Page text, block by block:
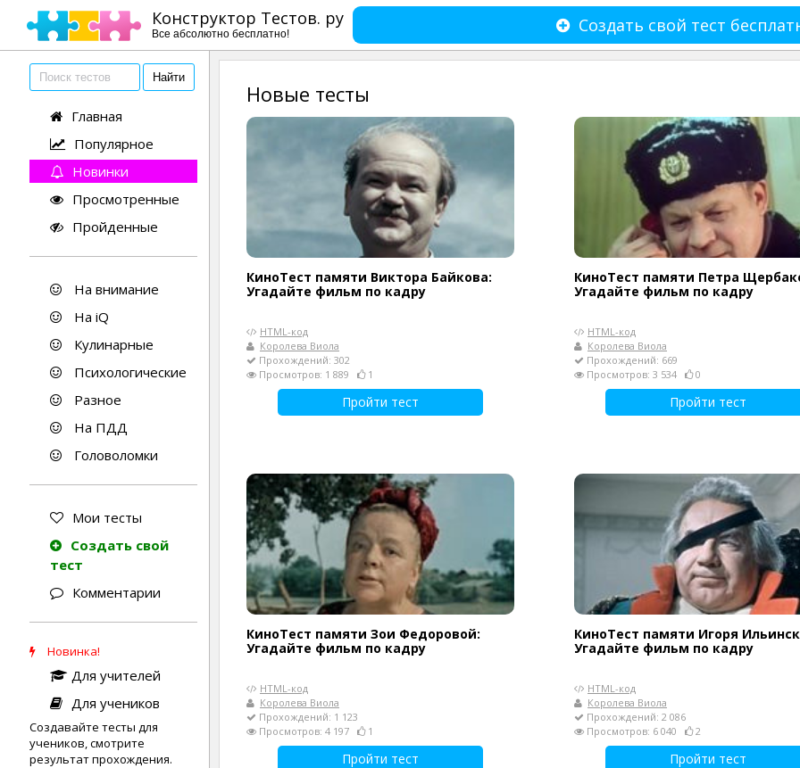
Конструктор Тестов. ру
Все абсолютно бесплатно! Создать свой тест
Главная
Популярное
Новинки
Просмотренные
Пройденные
На внимание
На iQ
Кулинарные
Психологические
Разное
На ПДД
Головоломки
Мои тесты
Создать свой
тест
Комментарии
Новинка!
Для учителей
Для учеников
Создавайте тесты для
учеников, смотрите
результат прохождения.
Новые тесты
КиноТест памяти Виктора Байкова:
Угадайте фильм по кадру
HTML-код
Королева Виола
Прохождений: 302
Просмотров: 1 889
1
Пройти тест
КиноТест памяти Петра
Угадайте фильм по кадру
HTML-код
Королева Виола
Прохождений: 669
Просмотров: 3 534
0
Пройти тест
КиноТест памяти Зои Федоровой:
Угадайте фильм по кадру
HTML-код
Королева Виола
Прохождений: 1 123
Просмотров: 4 197
1
Пройти тест
КиноТест памяти Игоря
Угадайте фильм по кадру
HTML-код
Королева Виола
Прохождений: 2 086
Просмотров: 6 040
2
Пройти тест